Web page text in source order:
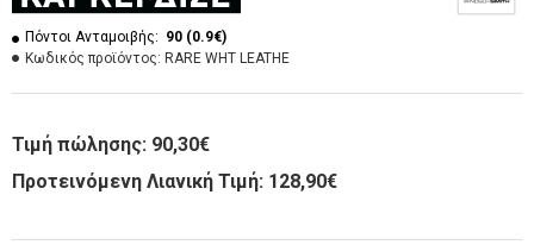
Πόντοι Ανταμοιβής: 90 (0.9€)
Κωδικός προϊόντος: RARE WHT LEATHE
Τιμή πώλησης: 90,30€
Προτεινόμενη Λιανική Τιμή: 128,90€